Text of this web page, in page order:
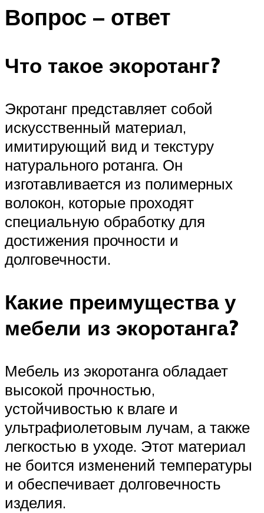
Вопрос – ответ
Что такое экоротанг?
Экротанг представляет собой
искусственный материал,
имитирующий вид и текстуру
натурального ротанга. Он
изготавливается из полимерных
волокон, которые проходят
специальную обработку для
достижения прочности и
долговечности.
Какие преимущества у
мебели из экоротанга?
Мебель из экоротанга обладает
высокой прочностью,
устойчивостью к влаге и
ультрафиолетовым лучам, а также
легкостью в уходе. Этот материал
не боится изменений температуры
и обеспечивает долговечность
изделия.